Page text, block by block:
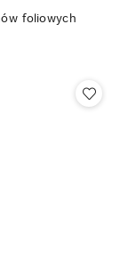
foliowych